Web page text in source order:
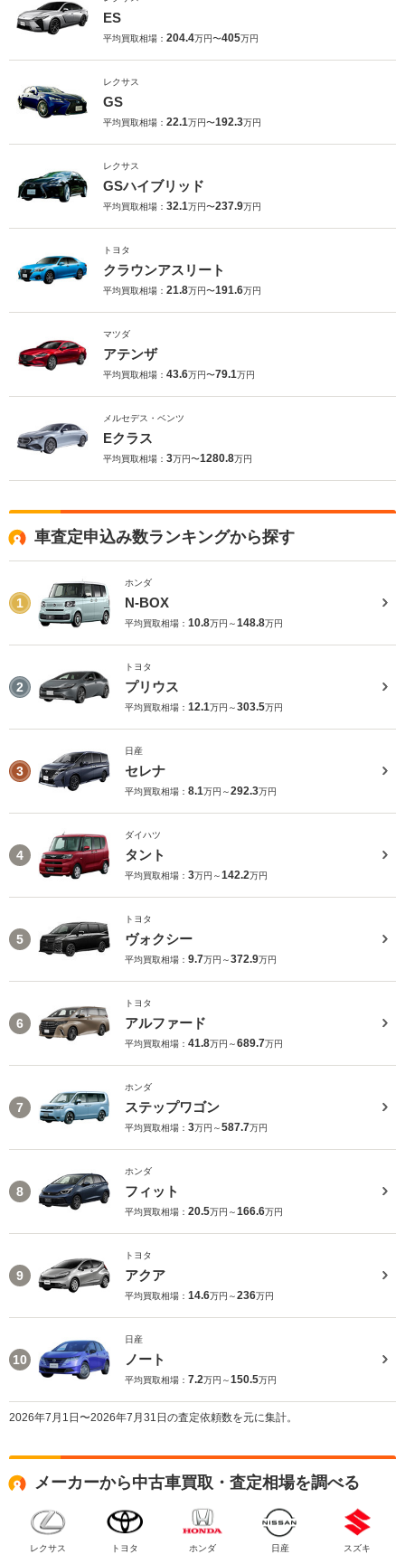
ES
平均買取相場： 204.4万円〜405万円
レクサス
GS
平均買取相場： 22.1万円〜192.3万円
レクサス
GSハイブリッド
平均買取相場： 32.1万円〜237.9万円
トヨタ
クラウンアスリート
平均買取相場： 21.8万円〜191.6万円
マツダ
アテンザ
平均買取相場： 43.6万円〜79.1万円
メルセデス・ベンツ
Eクラス
平均買取相場： 3万円〜1280.8万円
車査定申込み数ランキングから探す
1
ホンダ
N-BOX
平均買取相場： 10.8万円～148.8万円
2
トヨタ
プリウス
平均買取相場： 12.1万円～303.5万円
3
日産
セレナ
平均買取相場： 8.1万円～292.3万円
4
ダイハツ
タント
平均買取相場： 3万円～142.2万円
5
トヨタ
ヴォクシー
平均買取相場： 9.7万円～372.9万円
6
トヨタ
アルファード
平均買取相場： 41.8万円～689.7万円
7
ホンダ
ステップワゴン
平均買取相場： 3万円～587.7万円
8
ホンダ
フィット
平均買取相場： 20.5万円～166.6万円
9
トヨタ
アクア
平均買取相場： 14.6万円～236万円
10
日産
ノート
平均買取相場： 7.2万円～150.5万円
2026年7月1日〜2026年7月31日の査定依頼数を元に集計。
メーカーから中古車買取・査定相場を調べる
レクサス トヨタ ホンダ 日産 スズキ